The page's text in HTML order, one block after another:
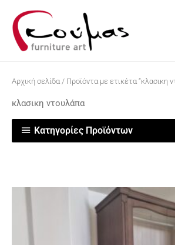
στο
περιεχόμενο
Αρχική σελίδα / Προϊόντα με ετικέτα “κλασικη
κλασικη ντουλάπα
Κατηγορίες Προϊόντων
τρέχουσα